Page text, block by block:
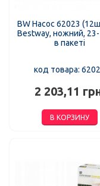
BW Насос 62023
Bestway, ножний,
в пакеті
код товара:
2 203,11
В КОРЗИНУ